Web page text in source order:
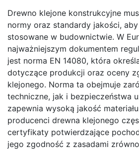
Drewno klejone konstrukcyjne
normy oraz standardy jakości,
stosowane w budownictwie. W
najważniejszym dokumentem
jest norma EN 14080, która
dotyczące produkcji oraz oceny
klejonego. Norma ta obejmuje
techniczne, jak i bezpieczeństwa
zapewnia wysoką jakość
producenci drewna klejonego
certyfikaty potwierdzające
jego zgodność z zasadami